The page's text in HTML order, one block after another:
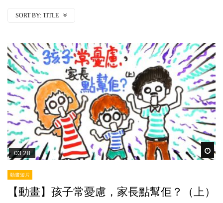
SORT BY: TITLE
03:28
動畫短片
【動畫】孩子常憂慮，家長點幫佢？（上）